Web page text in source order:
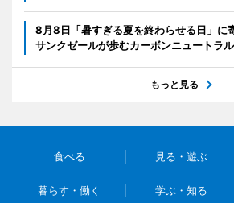
8月8日「暑すぎる夏を終わらせる日」に
サンクゼールが歩むカーボンニュートラ
もっと見る
食べる 見る・遊ぶ
暮らす・働く 学ぶ・知る